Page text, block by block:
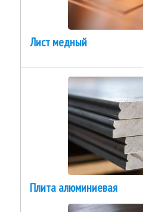
Лист медный
Плита алюминиевая